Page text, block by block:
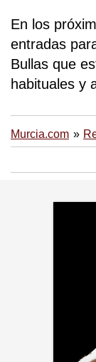
En los
entradas
Bullas que
habituales y
Murcia.com